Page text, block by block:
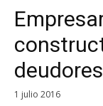
1 julio 2016